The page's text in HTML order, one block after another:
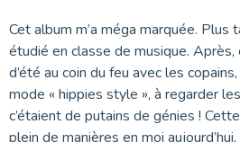
Cet album m’a méga marquée. Plus
étudié en classe de musique. Après,
d’été au coin du feu avec les
mode « hippies style », à regarder
c’étaient de putains de génies !
plein de manières en moi